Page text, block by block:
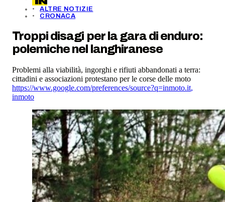
ALTRE NOTIZIE
CRONACA
Troppi disagi per la gara di enduro:
polemiche nel langhiranese
Problemi alla viabilità, ingorghi e rifiuti abbandonati a terra:
cittadini e associazioni protestano per le corse delle moto
https://www.google.com/preferences/source?q=inmoto.it,
inmoto